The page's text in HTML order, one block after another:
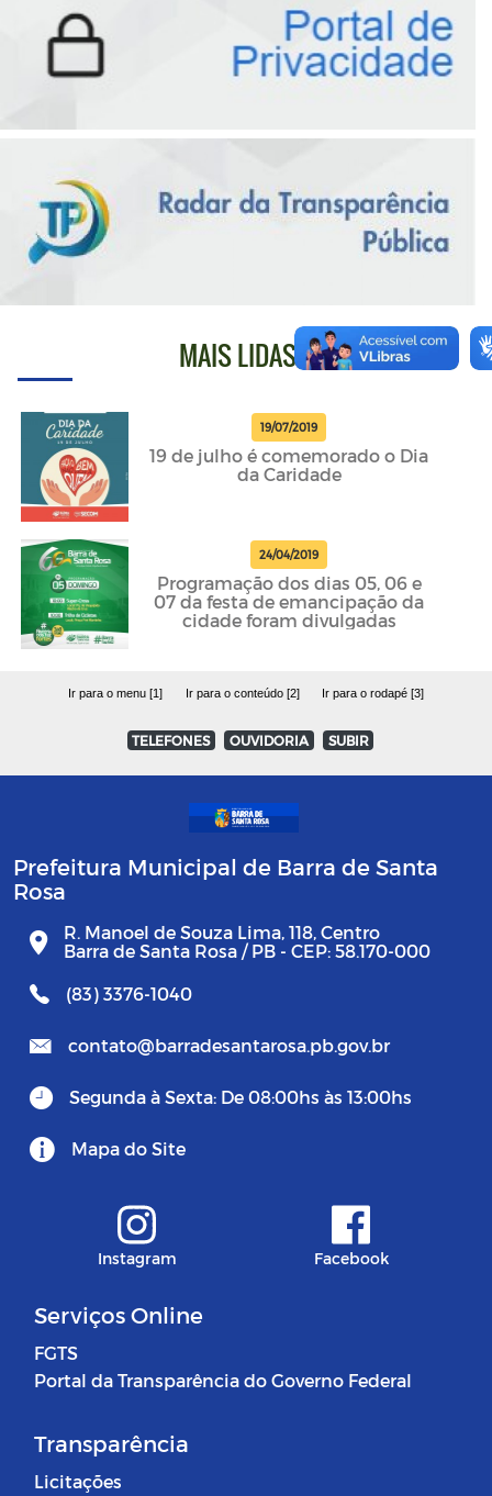
MAIS LIDAS
19/07/2019
19 de julho é comemorado o Dia
da Caridade
24/04/2019
Programação dos dias 05, 06 e
07 da festa de emancipação da
cidade foram divulgadas
Ir para o menu [1] Ir para o conteúdo [2] Ir para o rodapé [3]
TELEFONES OUVIDORIA SUBIR
Prefeitura Municipal de Barra de Santa
Rosa
R. Manoel de Souza Lima, 118, Centro
Barra de Santa Rosa / PB - CEP: 58.170-000
(83) 3376-1040
contato@barradesantarosa.pb.gov.br
Segunda à Sexta: De 08:00hs às 13:00hs
Mapa do Site
Instagram Facebook
Serviços Online
FGTS
Portal da Transparência do Governo Federal
Transparência
Licitações